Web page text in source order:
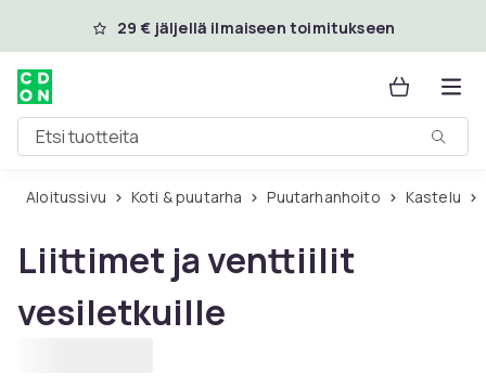
Ohita ja siirry pääsisältöön
29 € jäljellä ilmaiseen toimitukseen
Etsi tuotteita
Aloitussivu Koti & puutarha Puutarhanhoito Kastelu
Liittimet ja venttiilit
vesiletkuille